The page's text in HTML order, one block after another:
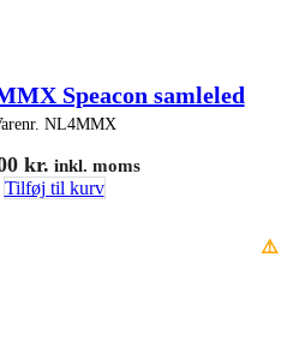
Speacon samleled
NL4MMX
kr. inkl. moms
Tilføj til kurv
⚠️